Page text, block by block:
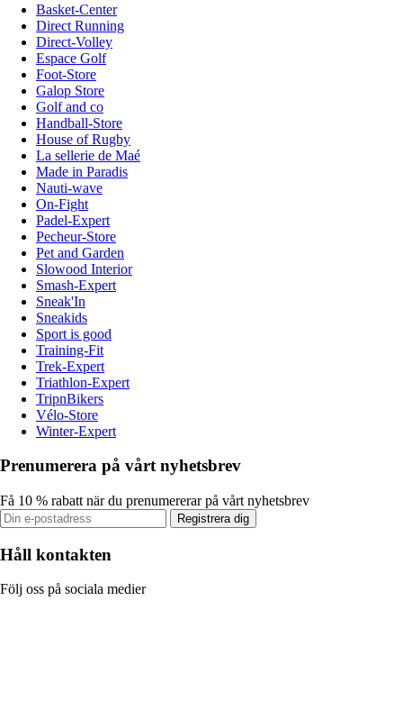
Basket-Center
Direct Running
Direct-Volley
Espace Golf
Foot-Store
Galop Store
Golf and co
Handball-Store
House of Rugby
La sellerie de Maé
Made in Paradis
Nauti-wave
On-Fight
Padel-Expert
Pecheur-Store
Pet and Garden
Slowood Interior
Smash-Expert
Sneak'In
Sneakids
Sport is good
Training-Fit
Trek-Expert
Triathlon-Expert
TripnBikers
Vélo-Store
Winter-Expert
Prenumerera på vårt nyhetsbrev
Få 10 % rabatt när du prenumererar på vårt nyhetsbrev
Registrera dig
Håll kontakten
Följ oss på sociala medier